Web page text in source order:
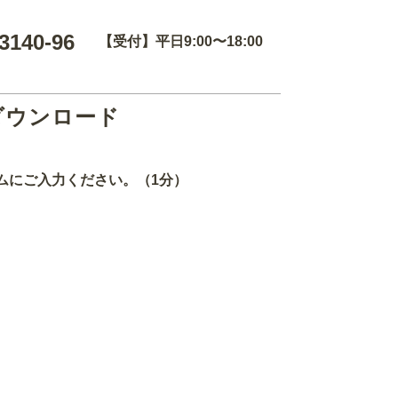
96 【受付】平日9:00〜18:00
ンロード
にご入力ください。（1分）